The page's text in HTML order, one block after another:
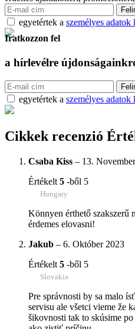
egyetértek a személyes adatok
Iratkozzon fel
a hírlevélre
egyetértek a személyes adatok
Cikkek recenzió
Csaba Kiss – 13.
Értékelt 5 -ből 5
Hungary
Könnyen érthető szakszerű
érdemes elovasni!
Jakub – 6. Október 2023
Értékelt 5 -ből 5
Slovakia
Pre správnosti by sa malo
servisu ale všetci vieme že
šikovnosti tak to skúsime